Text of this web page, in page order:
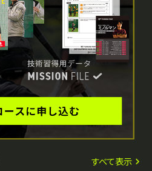
すべて表示